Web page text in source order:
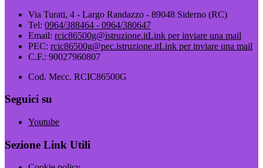
Via Turati, 4 - Largo Randazzo - 89048 Siderno (RC)
Tel: 0964/388464 - 0964/380647
Email: rcic86500g@istruzione.itLink per inviare una mail
PEC: rcic86500g@pec.istruzione.itLink per inviare una mail
C.F.: 90027960807
Cod. Mecc. RCIC86500G
Seguici su
Youtube
Sezione Link Utili